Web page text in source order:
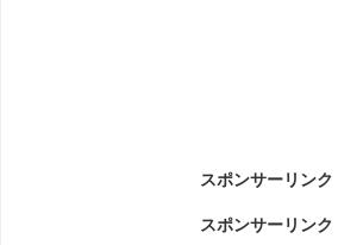
スポンサーリンク
スポンサーリンク